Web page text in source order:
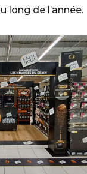
long de l’année.